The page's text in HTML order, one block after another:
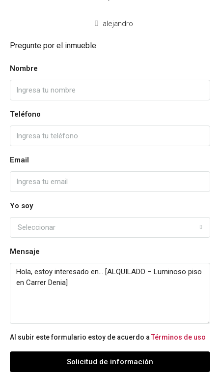
alejandro
Pregunte por el inmueble
Nombre
Teléfono
Email
Yo soy
Seleccionar
Mensaje
Al subir este formulario estoy de acuerdo a Términos de uso
Solicitud de información